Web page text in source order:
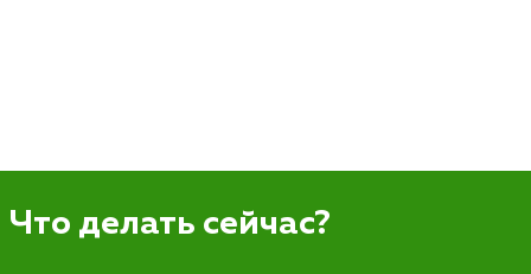
Что делать сейчас?